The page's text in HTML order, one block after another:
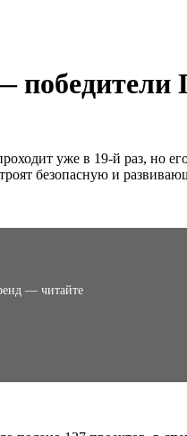
уже в 19-й раз, но
безопасную и
— читайте